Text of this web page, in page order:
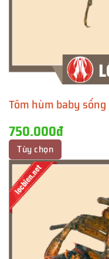
Tôm hùm baby sống
750.000đ
Tùy chọn